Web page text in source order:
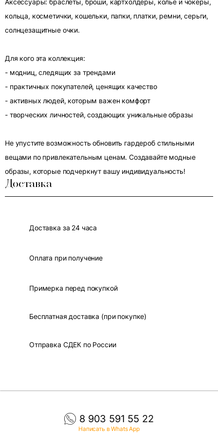
Аксессуары: браслеты, броши, картхолдеры, колье и чокеры,
кольца, косметички, кошельки, папки, платки, ремни, серьги,
солнцезащитные очки.
Для кого эта коллекция:
- модниц, следящих за трендами
- практичных покупателей, ценящих качество
- активных людей, которым важен комфорт
- творческих личностей, создающих уникальные образы
Не упустите возможность обновить гардероб стильными
вещами по привлекательным ценам. Создавайте модные
образы, которые подчеркнут вашу индивидуальность!
Доставка
Доставка за 24 часа
Оплата при получение
Примерка перед покупкой
Бесплатная доставка (при покупке)
Отправка СДЕК по России
8 903 591 55 22
Написать в Whats App